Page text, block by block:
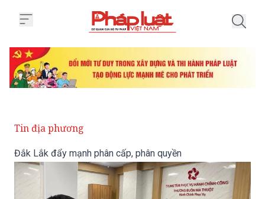
Tin địa phương
Đắk Lắk đẩy mạnh phân cấp, phân quyền